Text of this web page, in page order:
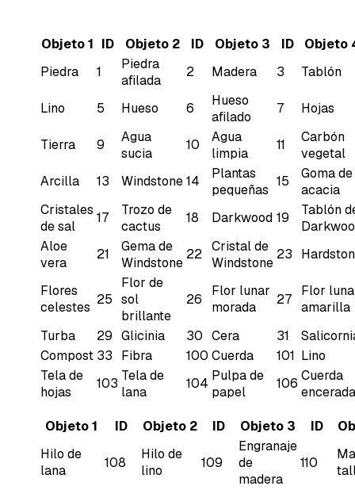
Objeto 1 ID Objeto 2 ID Objeto 3 ID
Objeto
Piedra
1
Piedra
afilada
2 Madera 3 Tablón
Lino 5 Hueso 6
Hueso
afilado
7 Hojas
Tierra 9
Agua
sucia
10
Agua
limpia
11
Carbón
vegetal
Arcilla
13 Windstone14
Plantas
pequeñas
15
Goma de
acacia
Cristales
de sal
17
Trozo de
cactus
18 Darkwood 19
Tablón
Aloe
vera
21
Gema de
Windstone
22 Cristal de
Windstone
23
Flores
celestes 25
Flor de
sol
brillante
26
Flor lunar
morada
27
Flor
amarilla
Turba
29 Glicinia 30 Cera 31
Compost 33 Fibra 100 Cuerda 101 Lino
Tela de
hojas
103 Tela de
lana
104 Pulpa de
papel
106 Cuerda
encerada
Objeto 1 ID Objeto 2 ID Objeto 3 ID
Hilo de
lana
108
Hilo de
lino
109
Engranaje
de
madera
110